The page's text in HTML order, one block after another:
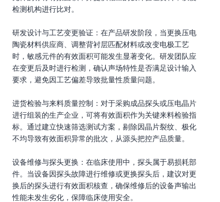
检测机构进行比对。
研发设计与工艺变更验证：在产品研发阶段，当更换压电
陶瓷材料供应商、调整背衬层匹配材料或改变电极工艺
时，敏感元件的有效面积可能发生显著变化。研发团队应
在变更后及时进行检测，确认声场特性是否满足设计输入
要求，避免因工艺偏差导致批量性质量问题。
进货检验与来料质量控制：对于采购成品探头或压电晶片
进行组装的生产企业，可将有效面积作为关键来料检验指
标。通过建立快速筛选测试方案，剔除因晶片裂纹、极化
不均导致有效面积异常的批次，从源头把控产品质量。
设备维修与探头更换：在临床使用中，探头属于易损耗部
件。当设备因探头故障进行维修或更换探头后，建议对更
换后的探头进行有效面积核查，确保维修后的设备声输出
性能未发生劣化，保障临床使用安全。